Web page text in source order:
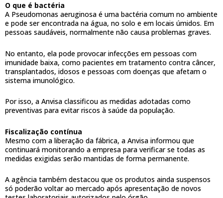
O que é bactéria
A Pseudomonas aeruginosa é uma bactéria comum no ambiente
e pode ser encontrada na água, no solo e em locais úmidos. Em
pessoas saudáveis, normalmente não causa problemas graves.
No entanto, ela pode provocar infecções em pessoas com
imunidade baixa, como pacientes em tratamento contra câncer,
transplantados, idosos e pessoas com doenças que afetam o
sistema imunológico.
Por isso, a Anvisa classificou as medidas adotadas como
preventivas para evitar riscos à saúde da população.
Fiscalização contínua
Mesmo com a liberação da fábrica, a Anvisa informou que
continuará monitorando a empresa para verificar se todas as
medidas exigidas serão mantidas de forma permanente.
A agência também destacou que os produtos ainda suspensos
só poderão voltar ao mercado após apresentação de novos